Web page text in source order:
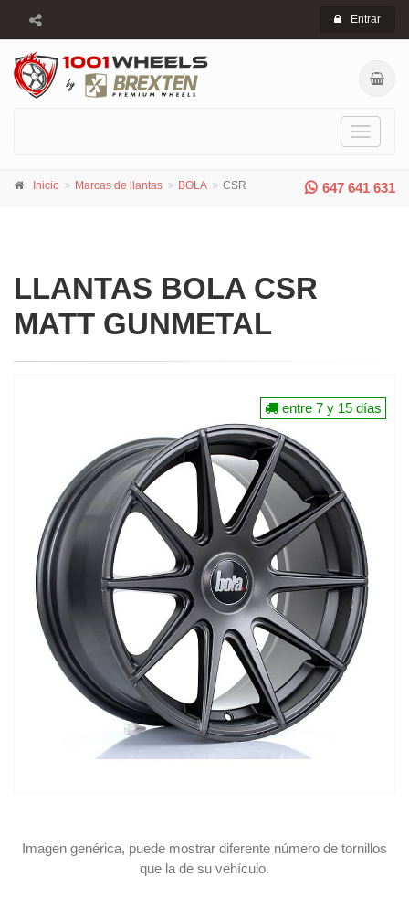
Entrar
Toggle
647 641 631
Inicio Marcas de llantas BOLA CSR
LLANTAS BOLA CSR
MATT GUNMETAL
Imagen genérica, puede mostrar diferente número de tornillos
que la de su vehículo.
entre 7 y 15 días